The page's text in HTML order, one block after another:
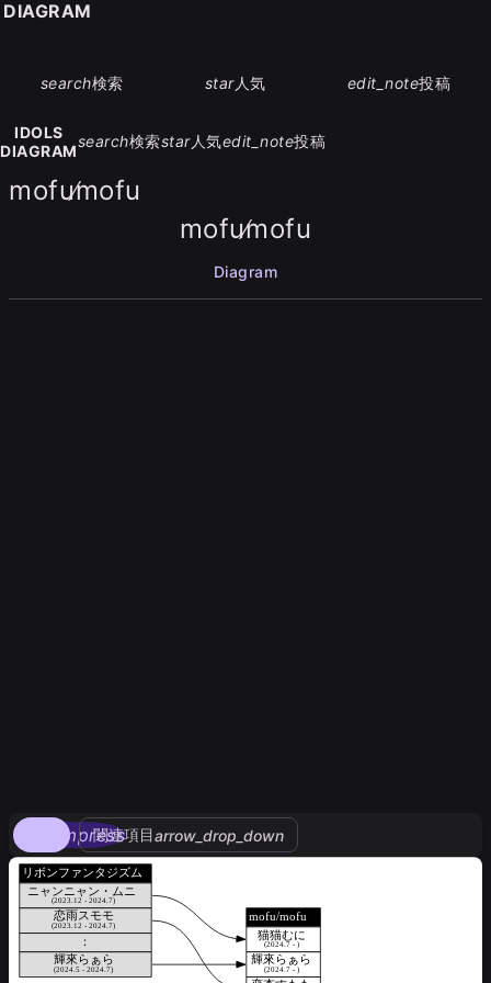
search検索 star人気 edit_note投稿
IDOLS
DIAGRAM
search検索star人気edit_note投稿
mofu∕mofu
mofu∕mofu
Diagram
compress
関連項目arrow_drop_down